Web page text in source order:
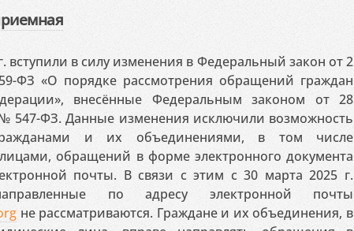
вступили в силу изменения в Федеральный закон от 2
ФЗ «О порядке рассмотрения обращений граждан
внесённые Федеральным законом от 28
547-ФЗ. Данные изменения исключили возможность
и их объединениями, в том числе
обращений в форме электронного документа
почты. В связи с этим с 30 марта 2025 г.
по адресу электронной почты
не рассматриваются. Граждане и их объединения, в